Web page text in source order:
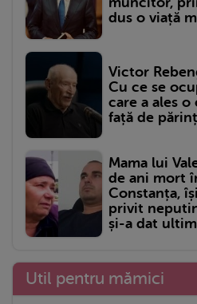
dus o viață
Victor
Cu ce se
care a ales
față de
Mama lui
de ani mort
Constanța,
privit
și-a dat
Util pentru mămici